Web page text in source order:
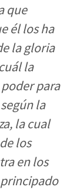
que
él los ha
la gloria
la
para
la
la cual
los
en los